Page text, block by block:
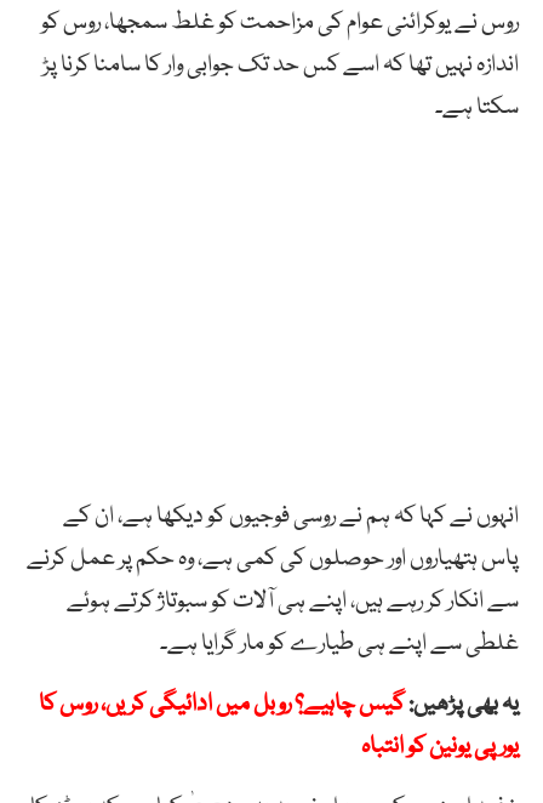
روس نے یوکرائنی عوام کی مزاحمت کو غلط سمجھا، روس کو
اندازہ نہیں تھا کہ اسے کس حد تک جوابی وار کا سامنا کرنا پڑ
سکتا ہے۔
انہوں نے کہا کہ ہم نے روسی فوجیوں کو دیکھا ہے، ان کے
پاس ہتھیاروں اور حوصلوں کی کمی ہے، وہ حکم پر عمل کرنے
سے انکار کر رہے ہیں، اپنے ہی آلات کو سبوتاژ کرتے ہوئے
غلطی سے اپنے ہی طیارے کو مار گرایا ہے۔
یہ بھی پڑھیں:گیس چاہیے؟ روبل میں ادائیگی کریں، روس کا
یورپی یونین کو انتباہ